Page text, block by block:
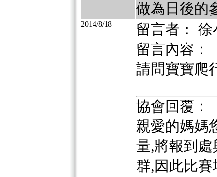
做為日後的
2014/8/18
留言者： 徐
留言內容：
請問寶寶爬
協會回覆：
親愛的媽媽
量,將報到
群,因此比